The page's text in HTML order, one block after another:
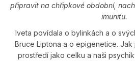
připravit na chřipkové obdobní,
imunitu.
Iveta povídala o bylinkách a o
Bruce Liptona a o epigenetice.
prostředí jako celku a naši